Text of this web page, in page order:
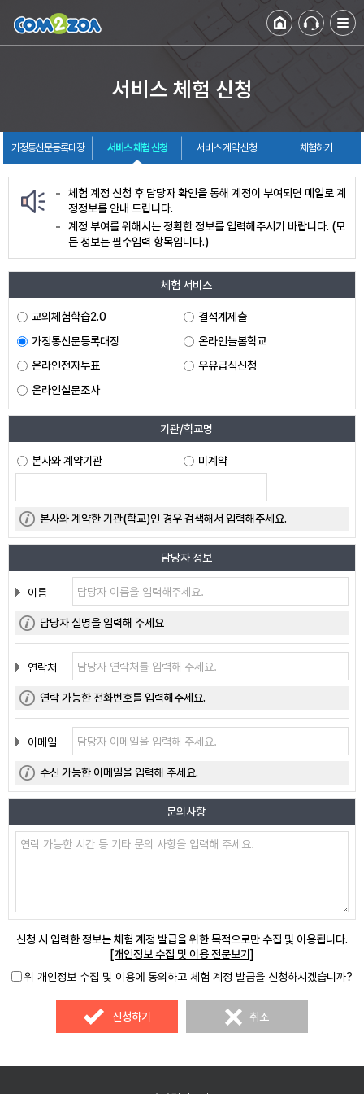
서비스 체험 신청
가정통신문등록대장 서비스 체험 신청 서비스 계약 신청 체험하기
체험 계정 신청 후 담당자 확인을 통해 계정이 부여되면 메일로 계
정정보를 안내 드립니다.
계정 부여를 위해서는 정확한 정보를 입력해주시기 바랍니다. (모
든 정보는 필수입력 항목입니다.)
체험 서비스
교외체험학습2.0
결석계제출
가정통신문등록대장
온라인늘봄학교
온라인전자투표
우유급식신청
온라인설문조사
기관/학교명
본사와 계약기관 미계약
본사와 계약한 기관(학교)인 경우 검색해서 입력해주세요.
담당자 정보
이름
담당자 실명을 입력해 주세요
연락처
연락 가능한 전화번호를 입력해주세요.
이메일
수신 가능한 이메일을 입력해 주세요.
문의사항
신청 시 입력한 정보는 체험 계정 발급을 위한 목적으로만 수집 및 이용됩니다.
[개인정보 수집 및 이용 전문보기]
위 개인정보 수집 및 이용에 동의하고 체험 계정 발급을 신청하시겠습니까?
신청하기 취소